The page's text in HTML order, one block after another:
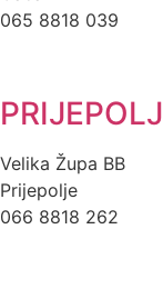
065 8818 039
Velika Župa BB
Prijepolje
066 8818 262